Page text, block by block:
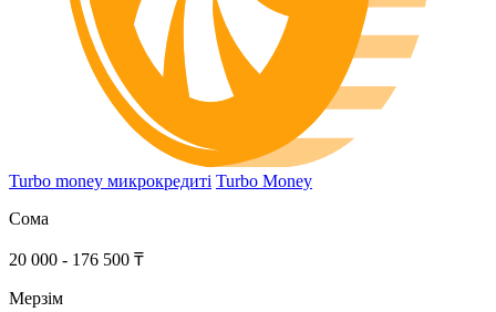
Turbo money микрокредиті Turbo Money
Сома
20 000 - 176 500 ₸
Мерзім